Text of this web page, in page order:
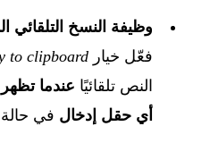
وظيفة النسخ التلقائي
فعّل خيار to clipboard
النص تلقائيًا عندما تظهر
أي حقل إدخال في حالة